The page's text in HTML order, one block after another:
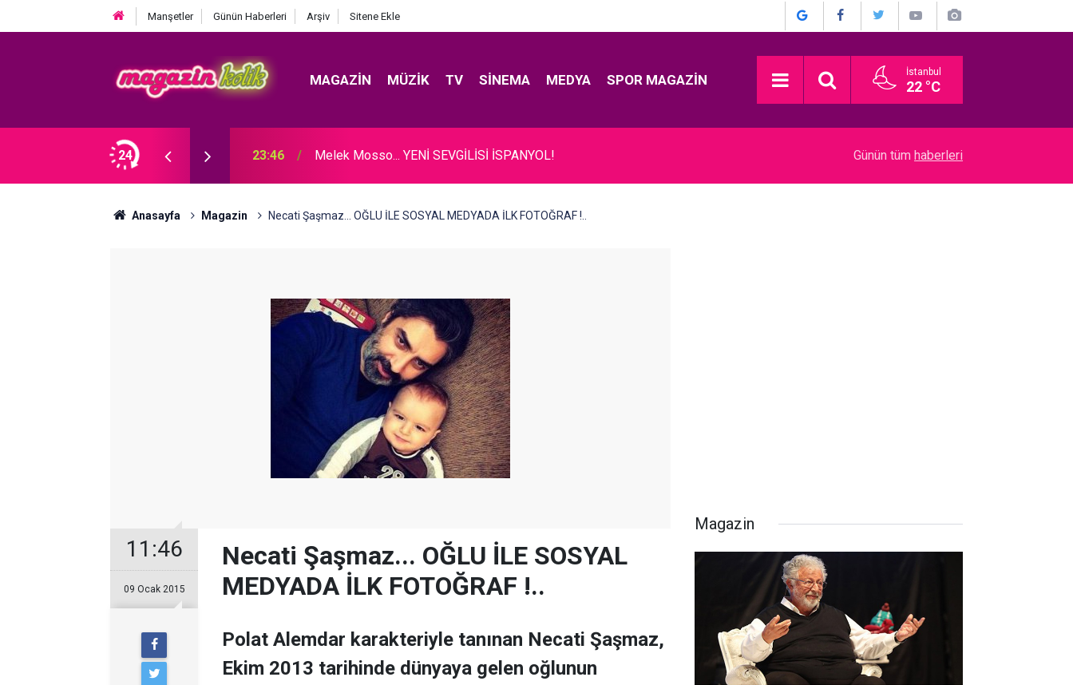
Manşetler Günün Haberleri Arşiv Sitene Ekle
MAGAZIN MÜZIK TV SINEMA MEDYA SPOR MAGAZIN İstanbul
22 °C
24
TAZMİNATI FAİZİYLE BİRLİKTE ALACAK. 23:46 Melek Mosso... YENİ SEVGİLİSİ İSPANYOL! “Dedemin Evi”… SIRBİSTAN’DAN EN İYİ
Günün tüm haberleri
Anasayfa Magazin Necati Şaşmaz... OĞLU İLE SOSYAL MEDYADA İLK FOTOĞRAF !..
11:46
09 Ocak 2015
Necati Şaşmaz... OĞLU İLE SOSYAL
MEDYADA İLK FOTOĞRAF !..
Polat Alemdar karakteriyle tanınan Necati Şaşmaz,
Ekim 2013 tarihinde dünyaya gelen oğlunun
Magazin